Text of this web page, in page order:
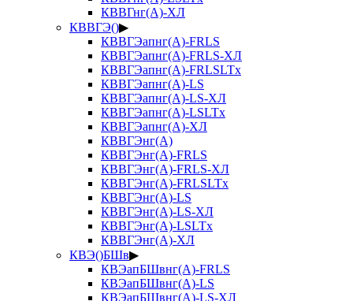
КВВГнг(А)-ХЛ
КВВГЭ()▶
КВВГЭапнг(А)-FRLS
КВВГЭапнг(А)-FRLS-ХЛ
КВВГЭапнг(А)-FRLSLTx
КВВГЭапнг(А)-LS
КВВГЭапнг(А)-LS-ХЛ
КВВГЭапнг(А)-LSLTx
КВВГЭапнг(А)-ХЛ
КВВГЭнг(А)
КВВГЭнг(А)-FRLS
КВВГЭнг(А)-FRLS-ХЛ
КВВГЭнг(А)-FRLSLTx
КВВГЭнг(А)-LS
КВВГЭнг(А)-LS-ХЛ
КВВГЭнг(А)-LSLTx
КВВГЭнг(А)-ХЛ
КВЭ()БШв▶
КВЭапБШвнг(А)-FRLS
КВЭапБШвнг(А)-LS
КВЭапБШвнг(А)-LS-ХЛ